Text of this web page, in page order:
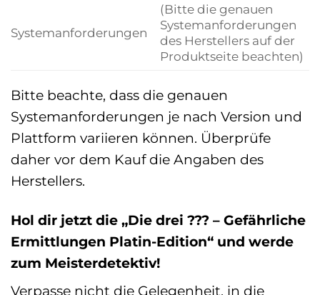
Systemanforderungen
(Bitte die genauen
Systemanforderungen
des Herstellers auf der
Produktseite beachten)
Bitte beachte, dass die genauen
Systemanforderungen je nach Version und
Plattform variieren können. Überprüfe
daher vor dem Kauf die Angaben des
Herstellers.
Hol dir jetzt die „Die drei ??? – Gefährliche
Ermittlungen Platin-Edition“ und werde
zum Meisterdetektiv!
Verpasse nicht die Gelegenheit, in die